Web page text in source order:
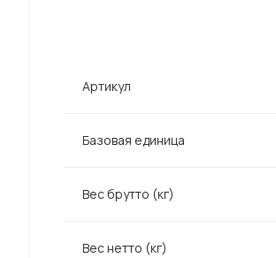
Артикул
Базовая единица
Вес брутто (кг)
Вес нетто (кг)